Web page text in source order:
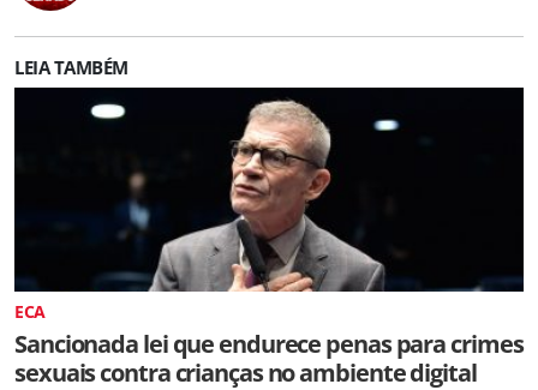
LEIA TAMBÉM
ECA
Sancionada lei que endurece penas para crimes
sexuais contra crianças no ambiente digital